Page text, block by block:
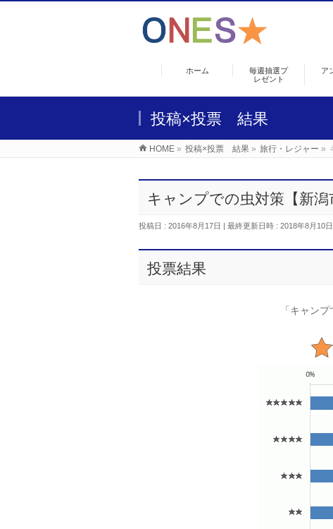
ホーム
毎週抽選プ
レゼント
ア
投稿×投票 結果
HOME » 投稿×投票 結果 » 旅行・レジャー »
キャンプでの虫対策【新潟
投稿日 : 2016年8月17日 最終更新日時 : 2018年8月10日
投票結果
「キャン